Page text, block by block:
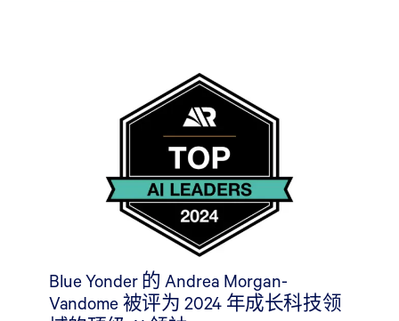
Blue Yonder 的 Andrea Morgan-
Vandome 被评为 2024 年成长科技领